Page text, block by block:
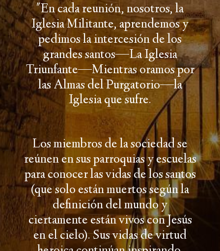
"En cada reunión, nosotros, la
Iglesia Militante, aprendemos y
pedimos la intercesión de los
grandes santos—La Iglesia
Triunfante—Mientras oramos por
las Almas del Purgatorio—la
Iglesia que sufre.
Los miembros de la sociedad se
reúnen en sus parroquias y escuelas
para conocer las vidas de los santos
(que solo están muertos según la
definición del mundo y
ciertamente están vivos con Jesús
en el cielo). Sus vidas de virtud